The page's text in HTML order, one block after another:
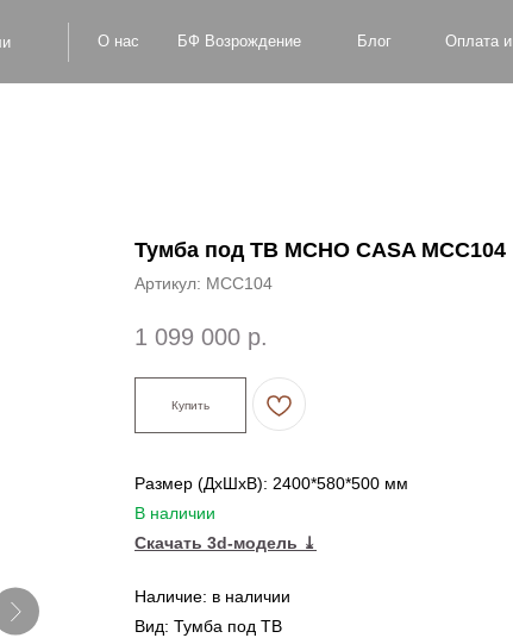
Оплата и доставка
БФ Возрождение Блог
Тумба под ТВ MCHO CASA MCC104
Артикул: MCC104
1 099 000 р.
Купить
Размер (ДxШxВ): 2400*580*500 мм
В наличии
Скачать 3d-модель ⤓
Наличие: в наличии
Вид: Тумба под ТВ